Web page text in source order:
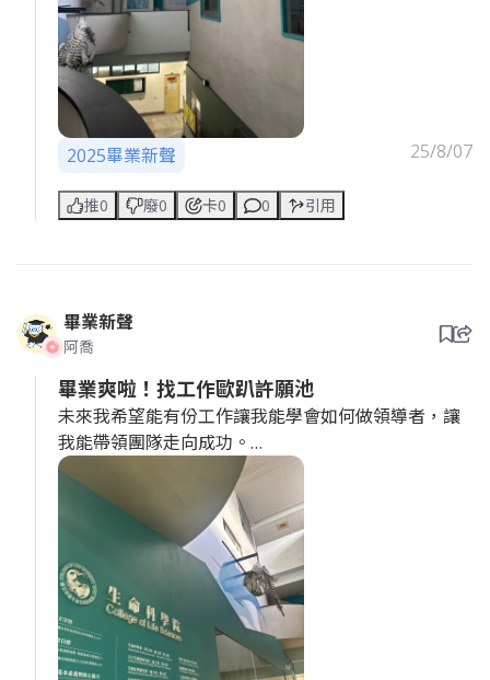
2025畢業新聲 25/8/07
推0 廢0 卡0 0 引用
畢業新聲
阿喬
畢業爽啦！找工作歐趴許願池
未來我希望能有份工作讓我能學會如何做領導者，讓
我能帶領團隊走向成功。
老闆，我對領導團隊有很大的熱情，也相信我有這個
潛力。請給我一個機會，我會用我的行動力來證明我
是一個值得你培養的領導者。